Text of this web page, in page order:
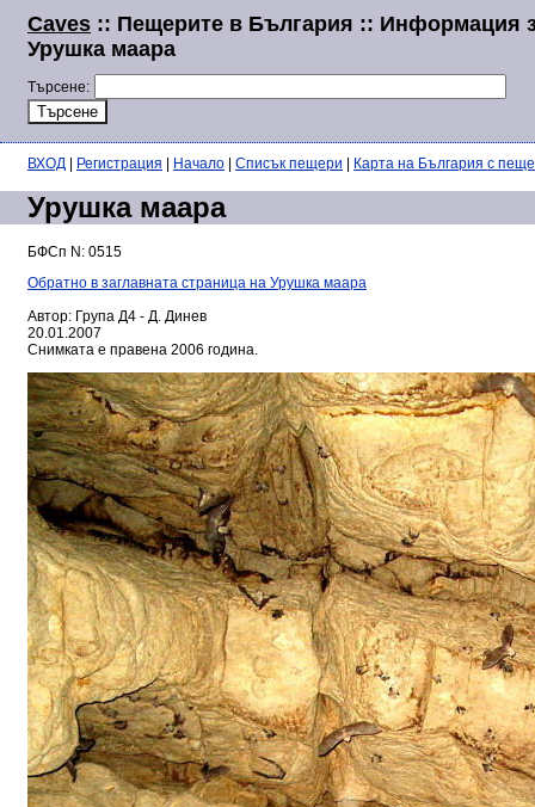
Caves :: Пещерите в България :: Информация
Урушка маара
Търсене:
ВХОД Регистрация Начало Списък пещери Карта на България с
Урушка маара
БФСп N: 0515
Обратно в заглавната страница на Урушка маара
Автор: Група Д4 - Д. Динев
20.01.2007
Снимката е правена 2006 година.